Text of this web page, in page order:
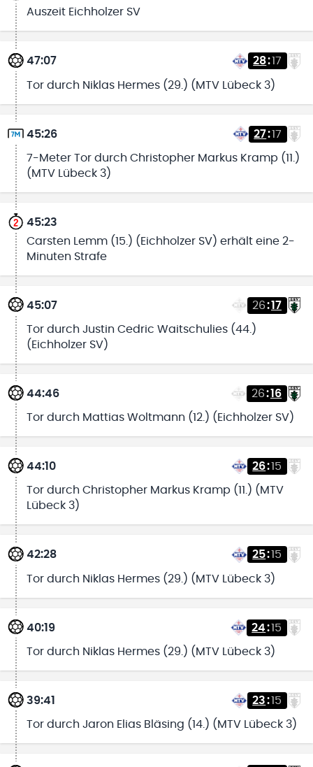
Auszeit Eichholzer SV
47:07 28:17
Tor durch Niklas Hermes (29.) (MTV Lübeck 3)
45:26 27:17
7-Meter Tor durch Christopher Markus Kramp (11.)
(MTV Lübeck 3)
45:23
Carsten Lemm (15.) (Eichholzer SV) erhält eine 2-
Minuten Strafe
45:07 26:17
Tor durch Justin Cedric Waitschulies (44.)
(Eichholzer SV)
44:46 26:16
Tor durch Mattias Woltmann (12.) (Eichholzer SV)
44:10 26:15
Tor durch Christopher Markus Kramp (11.) (MTV
Lübeck 3)
42:28 25:15
Tor durch Niklas Hermes (29.) (MTV Lübeck 3)
40:19 24:15
Tor durch Niklas Hermes (29.) (MTV Lübeck 3)
39:41 23:15
Tor durch Jaron Elias Bläsing (14.) (MTV Lübeck 3)